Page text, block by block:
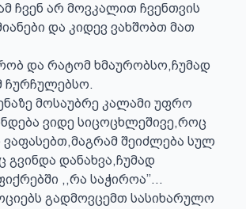
ჩვენ არ მოვკალით ჩვენთვის
და კიდევ ვახშობთ მათ
და რატომ ხმაურობსო,ჩუმად
ჩურჩულებსო.
მოსაუბრე კალამი უფრო
ვიდე სიცოცხლეშივე,როც
ვაფასებთ,მაგრამ შეიძლება სულ
დანახვა,ჩუმად
,,რა საჭიროა’’...
გადმოვცემთ სასიხარულო